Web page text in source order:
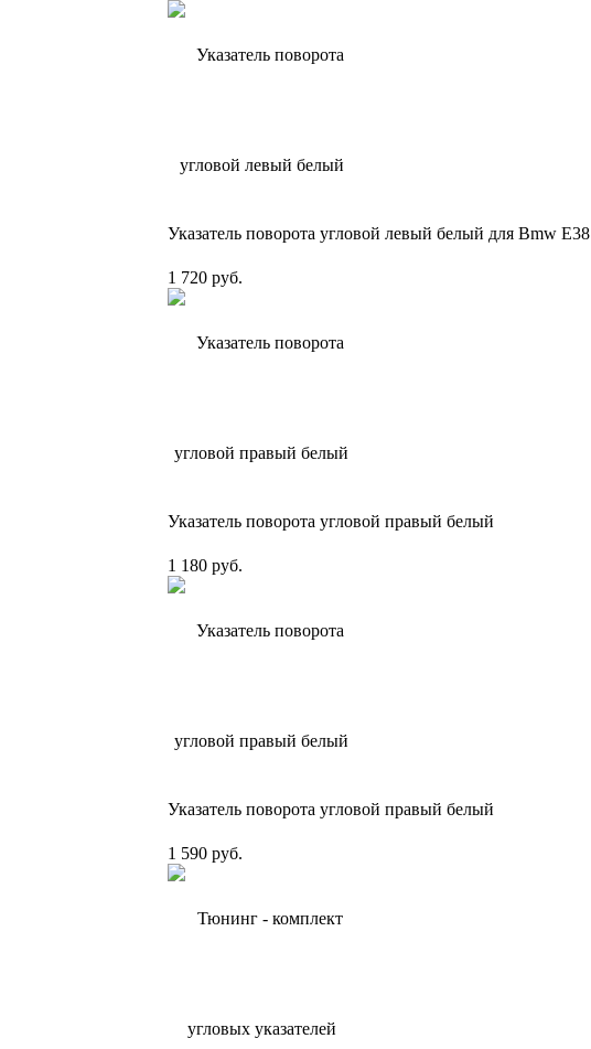
Указатель поворота угловой левый белый для Bmw E38
1 720 руб.
Указатель поворота угловой правый белый
1 180 руб.
Указатель поворота угловой правый белый
1 590 руб.